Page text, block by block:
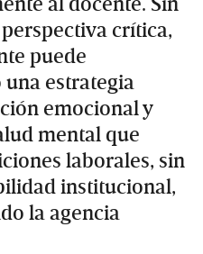
crítica,
puede
estrategia
emocional y
mental que
laborales, sin
institucional,
la agencia